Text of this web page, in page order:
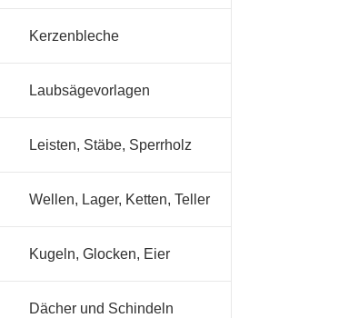
Kerzenbleche
Laubsägevorlagen
Leisten, Stäbe, Sperrholz
Wellen, Lager, Ketten, Teller
Kugeln, Glocken, Eier
Dächer und Schindeln